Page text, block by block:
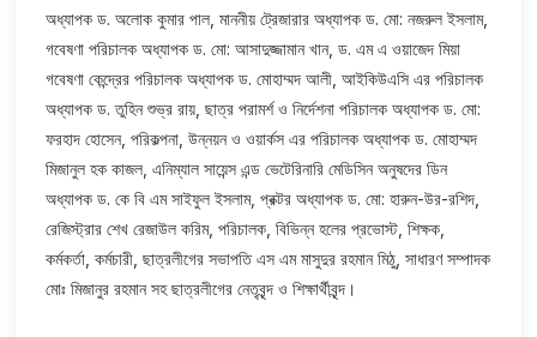
অধ্যাপক ড. অলোক কুমার পাল, মাননীয় ট্রেজারার অধ্যাপক ড. মো: নজরুল ইসলাম,
গবেষণা পরিচালক অধ্যাপক ড. মো: আসাদুজ্জামান খান, ড. এম এ ওয়াজেদ মিয়া
গবেষণা কেন্দ্রের পরিচালক অধ্যাপক ড. মোহাম্মদ আলী, আইকিউএসি এর পরিচালক
অধ্যাপক ড. তুহিন শুভ্র রায়, ছাত্র পরামর্শ ও নির্দেশনা পরিচালক অধ্যাপক ড. মো:
ফরহাদ হোসেন, পরিকল্পনা, উন্নয়ন ও ওয়ার্কস এর পরিচালক অধ্যাপক ড. মোহাম্মদ
মিজানুল হক কাজল, এনিম্যাল সায়েন্স এন্ড ভেটেরিনারি মেডিসিন অনুষদের ডিন
অধ্যাপক ড. কে বি এম সাইফুল ইসলাম, প্রক্টর অধ্যাপক ড. মো: হারুন-উর-রশিদ,
রেজিস্ট্রার শেখ রেজাউল করিম, পরিচালক, বিভিন্ন হলের প্রভোস্ট, শিক্ষক,
কর্মকর্তা, কর্মচারী, ছাত্রলীগের সভাপতি এস এম মাসুদুর রহমান মিঠু, সাধারণ সম্পাদক
মোঃ মিজানুর রহমান সহ ছাত্রলীগের নেতৃবৃন্দ ও শিক্ষার্থীবৃন্দ।